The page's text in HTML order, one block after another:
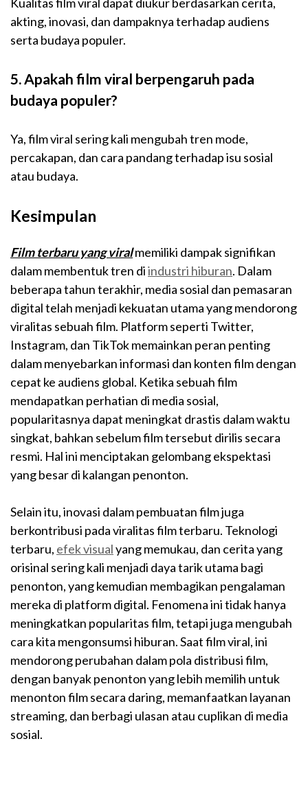
akting, inovasi, dan dampaknya terhadap audiens
serta budaya populer.
5. Apakah film viral berpengaruh pada
budaya populer?
Ya, film viral sering kali mengubah tren mode,
percakapan, dan cara pandang terhadap isu sosial
atau budaya.
Kesimpulan
Film terbaru yang viralmemiliki dampak signifikan
dalam membentuk tren diindustri hiburan. Dalam
beberapa tahun terakhir, media sosial dan pemasaran
digital telah menjadi kekuatan utama yang mendorong
viralitas sebuah film. Platform seperti Twitter,
Instagram, dan TikTok memainkan peran penting
dalam menyebarkan informasi dan konten film dengan
cepat ke audiens global. Ketika sebuah film
mendapatkan perhatian di media sosial,
popularitasnya dapat meningkat drastis dalam waktu
singkat, bahkan sebelum film tersebut dirilis secara
resmi. Hal ini menciptakan gelombang ekspektasi
yang besar di kalangan penonton.
Selain itu, inovasi dalam pembuatan film juga
berkontribusi pada viralitas film terbaru. Teknologi
terbaru, efek visualyang memukau, dan cerita yang
orisinal sering kali menjadi daya tarik utama bagi
penonton, yang kemudian membagikan pengalaman
mereka di platform digital. Fenomena ini tidak hanya
meningkatkan popularitas film, tetapi juga mengubah
cara kita mengonsumsi hiburan. Saat film viral, ini
mendorong perubahan dalam pola distribusi film,
dengan banyak penonton yang lebih memilih untuk
menonton film secara daring, memanfaatkan layanan
streaming, dan berbagi ulasan atau cuplikan di media
sosial.